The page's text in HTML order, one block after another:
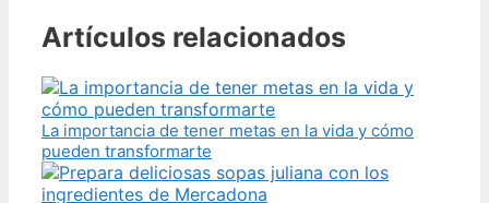
Artículos relacionados
La importancia de tener metas en la vida y cómo
pueden transformarte